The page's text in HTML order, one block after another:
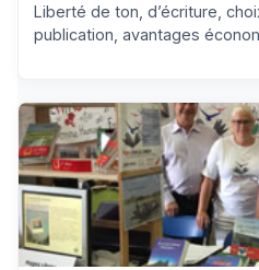
Liberté de ton, d’écriture,
publication, avantages